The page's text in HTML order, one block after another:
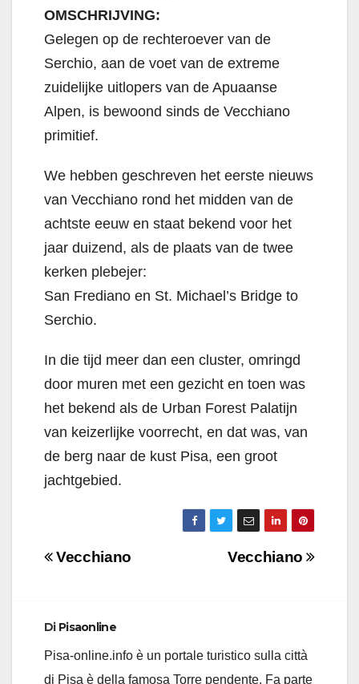
OMSCHRIJVING:
Gelegen op de rechteroever van de
Serchio, aan de voet van de extreme
zuidelijke uitlopers van de Apuaanse
Alpen, is bewoond sinds de Vecchiano
primitief.
We hebben geschreven het eerste nieuws
van Vecchiano rond het midden van de
achtste eeuw en staat bekend voor het
jaar duizend, als de plaats van de twee
kerken plebejer:
San Frediano en St. Michael’s Bridge to
Serchio.
In die tijd meer dan een cluster, omringd
door muren met een gezicht en toen was
het bekend als de Urban Forest Palatijn
van keizerlijke voorrecht, en dat was, van
de berg naar de kust Pisa, een groot
jachtgebied.
Navigazione
Vecchiano
Vecchiano
Di Pisaonline
Pisa-online.info è un portale turistico sulla città
di Pisa è della famosa Torre pendente. Fa parte